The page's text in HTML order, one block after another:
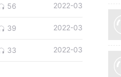
56 2022-03
39 2022-03
33 2022-03